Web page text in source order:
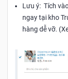
Lưu ý: Tích
ngay tại kho
hàng dễ vỡ.